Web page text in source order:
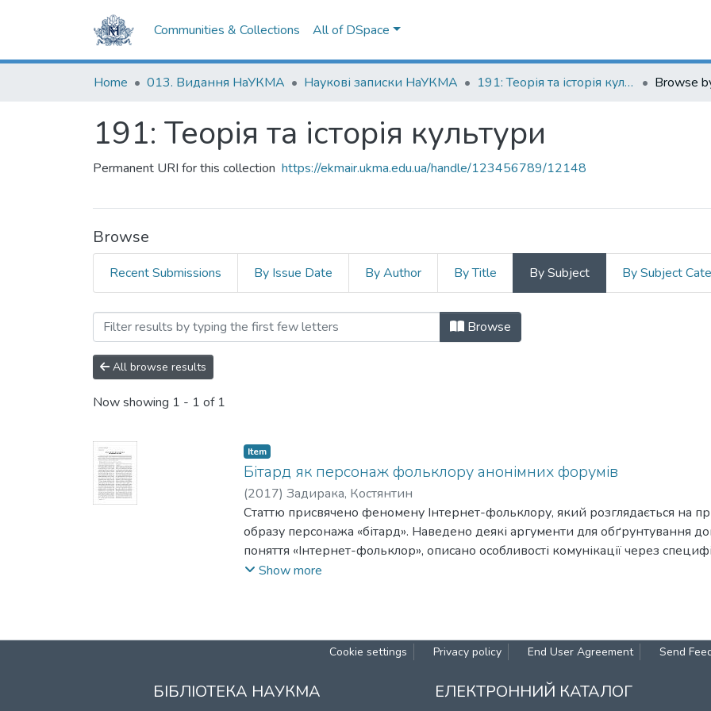
Communities & Collections All of DSpace
Home 013. Видання НаУКМА Наукові записки НаУКМА 191: Теорія та історія культури Browse
191: Теорія та історія культури
Permanent URI for this collection https://ekmair.ukma.edu.ua/handle/123456789/12148
Browse
Recent Submissions By Issue Date By Author By Title By Subject By Subject
Browsing 191: Теорія та історія культури by Subject
Browse
All browse results
Now showing 1 - 1 of 1
Item
Бітард як персонаж фольклору анонімних форумів
(2017) Задирака, Костянтин
Статтю присвячено феномену Інтернет-фольклору, який розглядається на
образу персонажа «бітард». Наведено деякі аргументи для обґрунтування
поняття «Інтернет-фольклор», описано особливості комунікації через
форумів – іміджборд, а також процес формування фольклору іміджборд.
Show more
Cookie settings Privacy policy End User Agreement Send
БІБЛІОТЕКА НАУКМА ЕЛЕКТРОННИЙ КАТАЛОГ